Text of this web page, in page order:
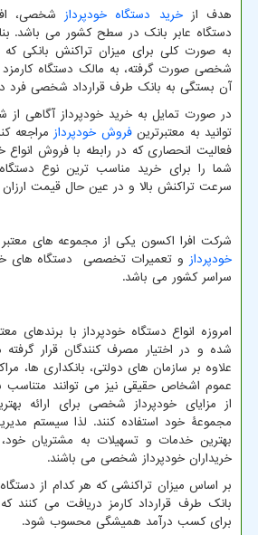
هدف ازخرید دستگاه خودپرداز شخصی،
دستگاه عابر بانک در سطح کشور می باشد.
به صورت کلی برای میزان تراکنش بانکی که
شخصی صورت گرفته، به مالک دستگاه
آن بستگی به بانک طرف قرارداد شخصی فرد
در صورت تمایل به خرید خودپرداز آگاهی از
توانید به معتبرترینفروش خودپرداز مراجعه
فعالیت انحصاری که در رابطه با فروش انواع
شما را برای خرید مناسب ترین نوع
سرعت تراکنش بالا و در عین حال قیمت ارزان
شرکت افرا اکسون یکی از مجموعه های
خودپرداز و تعمیرات تخصصی دستگاه های
سراسر کشور می باشد.
امروزه انواع دستگاه خودپرداز با برندهای
شده و در اختیار مصرف کنندگان قرار
علاوه بر سازمان های دولتی، بانکداری ها،
عموم اشخاص حقیقی نیز می توانند
از مزایای خودپرداز شخصی برای ارائه
مجموعۀ خود استفاده کنند. لذا سیستم
بهترین خدمات و تسهیلات به مشتریان خود،
خریداران خودپرداز شخصی می باشند.
بر اساس میزان تراکنشی که هر کدام از
بانک طرف قرارداد کارمز دریافت می کنند
برای کسب درآمد همیشگی محسوب شود.